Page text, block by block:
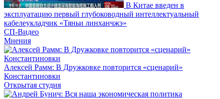
В Китае введен в
эксплуатацию первый глубоководный интеллектуальный
кабелеукладчик «Тяньи линханчжэ»
СП-Видео
Мнения
Алексей Рамм: В Дружковке повторится «сценарий»
Константиновки
Открытая студия